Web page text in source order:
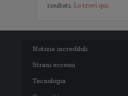
risultati. Lo trovi qui.
Notizie incredibili
Strani eccessi
Tecnologia